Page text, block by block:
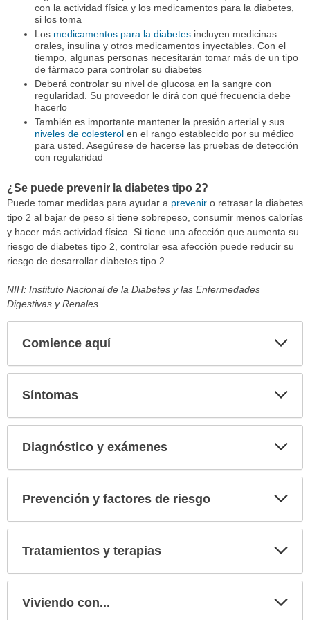
con la actividad física y los medicamentos para la diabetes,
si los toma
Los medicamentos para la diabetesincluyen medicinas
orales, insulina y otros medicamentos inyectables. Con el
tiempo, algunas personas necesitarán tomar más de un tipo
de fármaco para controlar su diabetes
Deberá controlar su nivel de glucosa en la sangre con
regularidad. Su proveedor le dirá con qué frecuencia debe
hacerlo
También es importante mantener la presión arterial y sus
niveles de colesterolen el rango establecido por su médico
para usted. Asegúrese de hacerse las pruebas de detección
con regularidad
¿Se puede prevenir la diabetes tipo 2?
Puede tomar medidas para ayudar a prevenir o retrasar la diabetes
tipo 2 al bajar de peso si tiene sobrepeso, consumir menos calorías
y hacer más actividad física. Si tiene una afección que aumenta su
riesgo de diabetes tipo 2, controlar esa afección puede reducir su
riesgo de desarrollar diabetes tipo 2.
NIH: Instituto Nacional de la Diabetes y las Enfermedades
Digestivas y Renales
Comience aquí
Síntomas
Diagnóstico y exámenes
Prevención y factores de riesgo
Tratamientos y terapias
Viviendo con...